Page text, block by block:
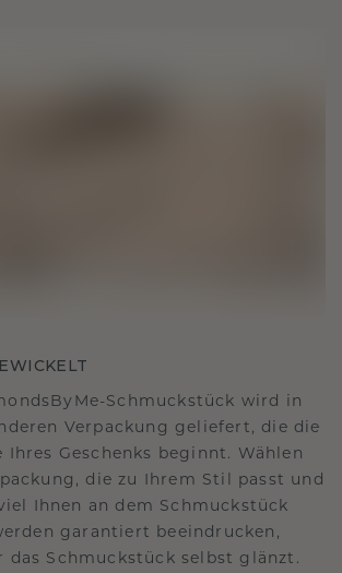
Schmuckstück wird in
Verpackung geliefert, die die
Ihres Geschenks beginnt. Wählen
die zu Ihrem Stil passt und
Ihnen an dem Schmuckstück
garantiert beeindrucken,
das Schmuckstück selbst glänzt.